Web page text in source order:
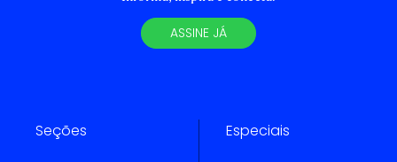
ASSINE JÁ
Seções Especiais